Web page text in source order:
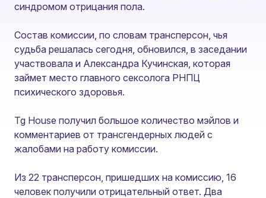
синдромом отрицания пола.
Состав комиссии, по словам трансперсон, чья
судьба решалась сегодня, обновился, в заседании
участвовала и Александра Кучинская, которая
займет место главного сексолога РНПЦ
психического здоровья.
Tg House получил большое количество мэйлов и
комментариев от трансгендерных людей с
жалобами на работу комиссии.
Из 22 трансперсон, пришедших на комиссию, 16
человек получили отрицательный ответ. Два